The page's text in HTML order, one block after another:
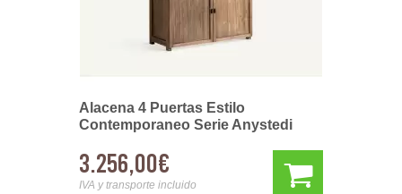
Alacena 4 Puertas Estilo
Contemporaneo Serie Anystedi
3.256,00€
IVA y transporte incluido